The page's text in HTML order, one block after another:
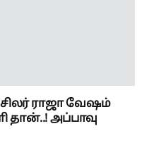
ராஜா வேஷம்
தான்..! அப்பாவு